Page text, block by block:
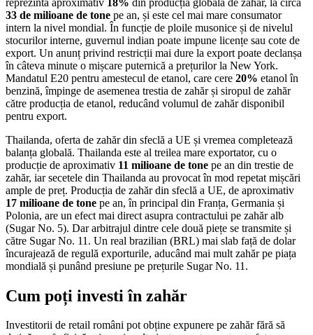
33 de milioane de tone pe an, și este cel mai mare consumator
intern la nivel mondial. În funcție de ploile musonice și de nivelul
stocurilor interne, guvernul indian poate impune licențe sau cote de
export. Un anunț privind restricții mai dure la export poate declanșa
în câteva minute o mișcare puternică a prețurilor la New York.
Mandatul E20 pentru amestecul de etanol, care cere 20% etanol în
benzină, împinge de asemenea trestia de zahăr și siropul de zahăr
către producția de etanol, reducând volumul de zahăr disponibil
pentru export.
Thailanda, oferta de zahăr din sfeclă a UE și vremea completează
balanța globală. Thailanda este al treilea mare exportator, cu o
producție de aproximativ 11 milioane de tone pe an din trestie de
zahăr, iar secetele din Thailanda au provocat în mod repetat mișcări
ample de preț. Producția de zahăr din sfeclă a UE, de aproximativ
17 milioane de tone pe an, în principal din Franța, Germania și
Polonia, are un efect mai direct asupra contractului pe zahăr alb
(Sugar No. 5). Dar arbitrajul dintre cele două piețe se transmite și
către Sugar No. 11. Un real brazilian (BRL) mai slab față de dolar
încurajează de regulă exporturile, aducând mai mult zahăr pe piața
mondială și punând presiune pe prețurile Sugar No. 11.
Cum poți investi în zahăr
Investitorii de retail români pot obține expunere pe zahăr fără să